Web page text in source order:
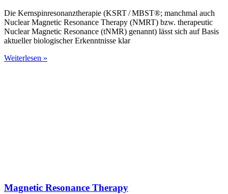
Die Kernspinresonanztherapie (KSRT / MBST®; manchmal auch
Nuclear Magnetic Resonance Therapy (NMRT) bzw. therapeutic
Nuclear Magnetic Resonance (tNMR) genannt) lässt sich auf Basis
aktueller biologischer Erkenntnisse klar
Weiterlesen »
Magnetic Resonance Therapy